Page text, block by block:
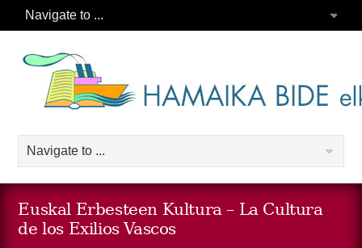
Euskal Erbesteen Kultura – La Cultura
de los Exilios Vascos